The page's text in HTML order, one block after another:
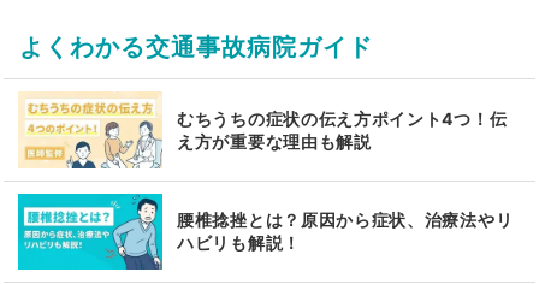
よくわかる交通事故病院ガイド
むちうちの症状の伝え方ポイント4つ！伝
え方が重要な理由も解説
腰椎捻挫とは？原因から症状、治療法やリ
ハビリも解説！